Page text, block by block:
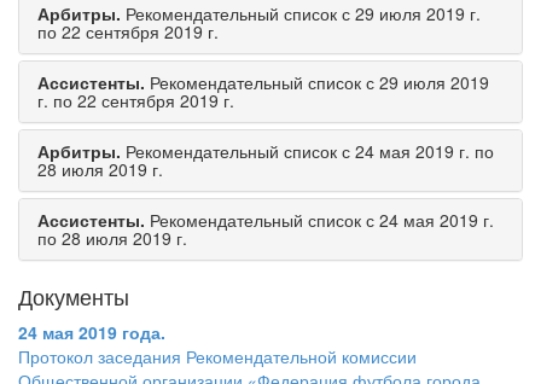
Арбитры. Рекомендательный список с 29 июля 2019 г.
по 22 сентября 2019 г.
Ассистенты. Рекомендательный список с 29 июля 2019
г. по 22 сентября 2019 г.
Арбитры. Рекомендательный список с 24 мая 2019 г. по
28 июля 2019 г.
Ассистенты. Рекомендательный список с 24 мая 2019 г.
по 28 июля 2019 г.
Документы
24 мая 2019 года.
Протокол заседания Рекомендательной комиссии